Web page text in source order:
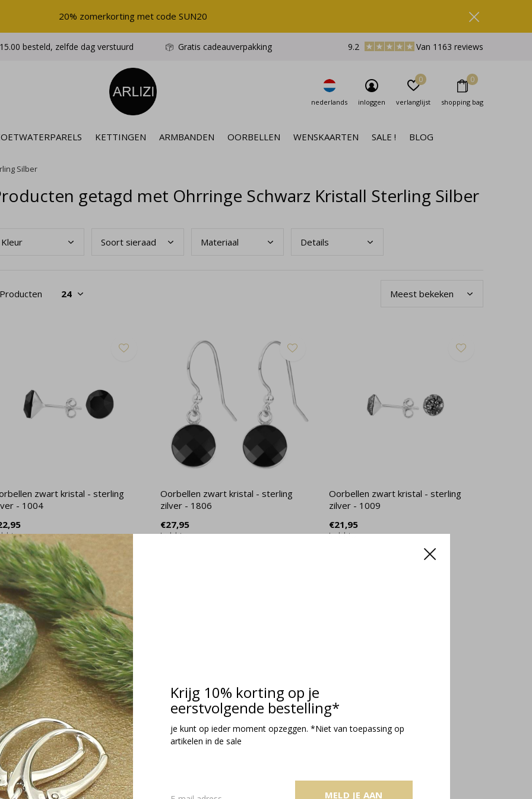
Krijg 10% korting op je
eerstvolgende bestelling*
je kunt op ieder moment opzeggen. *Niet van toepassing op
artikelen in de sale
MELD JE AAN
KETTINGEN ARMBANDEN OORBELLEN WENSKAARTEN SALE ! BLOG
nederlands inloggen verlanglijst
0
shopping bag
0
besteld, zelfde dag verstuurd Gratis cadeauverpakking 9.2 Van 1163 reviews
20% zomerkorting met code SUN20
Silber
getagd met Ohrringe Schwarz Kristall Sterling Silber
Kleur Soort sieraad Materiaal Details
zwart kristal - sterling
- 1004
btw
Oorbellen zwart kristal - sterling
zilver - 1806
€27,95
Incl. btw
Oorbellen zwart kristal - sterling
zilver - 1009
€21,95
Incl. btw
zwart kristal - sterling
- 1003
btw